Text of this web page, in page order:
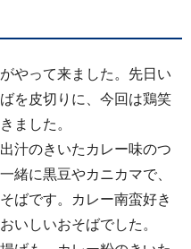
やって来ました。先日い
を皮切りに、今回は鶏笑
ました。
汁のきいたカレー味のつ
緒に黒豆やカニカマで、
ばです。カレー南蛮好き
いしいおそばでした。